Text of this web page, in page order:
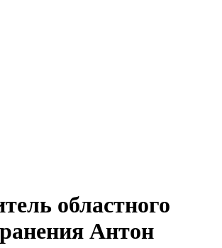
областного
Антон